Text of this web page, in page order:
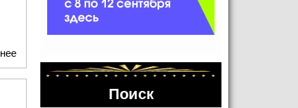
наград на Церемонии «Радиомания-2021»
Поиск